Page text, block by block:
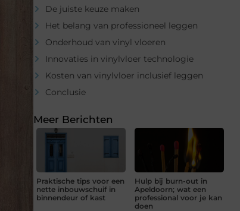
De juiste keuze maken
Het belang van professioneel leggen
Onderhoud van vinyl vloeren
Innovaties in vinylvloer technologie
Kosten van vinylvloer inclusief leggen
Conclusie
Meer Berichten
Praktische tips voor een
nette inbouwschuif in
binnendeur of kast
Hulp bij burn-out in
Apeldoorn; wat een
professional voor je kan
doen